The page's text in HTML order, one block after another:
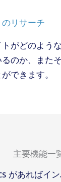
リサーチ
がどのよう
のか、また
できます。
主要機能一
があればイ